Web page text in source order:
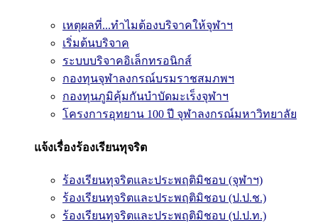
เหตุผลที่...ทำไมต้องบริจาคให้จุฬาฯ
เริ่มต้นบริจาค
ระบบบริจาคอิเล็กทรอนิกส์
กองทุนจุฬาลงกรณ์บรมราชสมภพฯ
กองทุนภูมิคุ้มกันบำบัดมะเร็งจุฬาฯ
โครงการอุทยาน 100 ปี จุฬาลงกรณ์มหาวิทยาลัย
แจ้งเรื่องร้องเรียนทุจริต
ร้องเรียนทุจริตและประพฤติมิชอบ (จุฬาฯ)
ร้องเรียนทุจริตและประพฤติมิชอบ (ป.ป.ช.)
ร้องเรียนทุจริตและประพฤติมิชอบ (ป.ป.ท.)